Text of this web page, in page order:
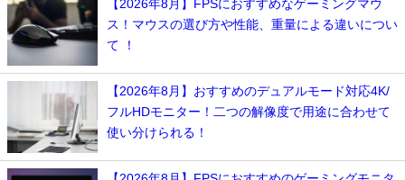
【2026年8月】FPSにおすすめなゲーミングマウ
ス！マウスの選び方や性能、重量による違いについ
て ！
【2026年8月】おすすめのデュアルモード対応4K/
フルHDモニター！二つの解像度で用途に合わせて
使い分けられる！